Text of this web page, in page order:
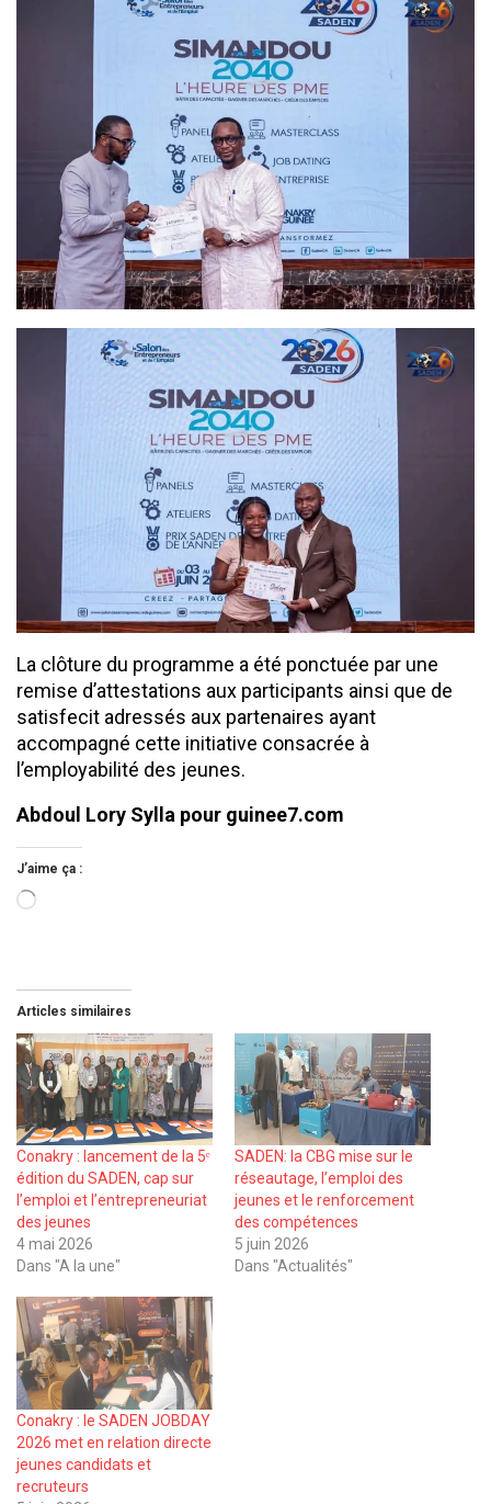
La clôture du programme a été ponctuée par une
remise d’attestations aux participants ainsi que de
satisfecit adressés aux partenaires ayant
accompagné cette initiative consacrée à
l’employabilité des jeunes.
Abdoul Lory Sylla pour guinee7.com
J’aime ça :
Chargement…
Articles similaires
Conakry : lancement de la 5ᵉ
édition du SADEN, cap sur
l’emploi et l’entrepreneuriat
des jeunes
4 mai 2026
Dans "A la une"
SADEN: la CBG mise sur le
réseautage, l’emploi des
jeunes et le renforcement
des compétences
5 juin 2026
Dans "Actualités"
Conakry : le SADEN JOBDAY
2026 met en relation directe
jeunes candidats et
recruteurs